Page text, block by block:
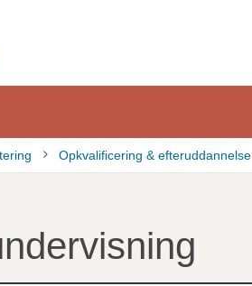
Opkvalificering & efteruddannelse